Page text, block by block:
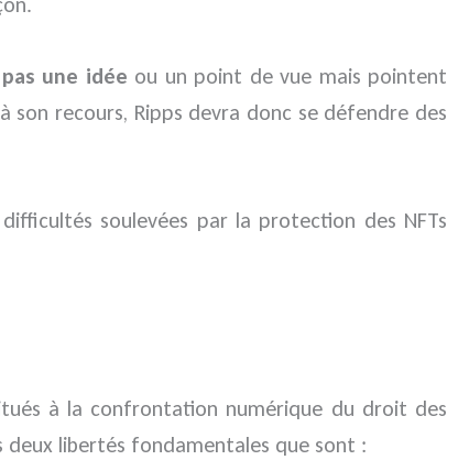
une idée ou un point de vue mais pointent
recours, Ripps devra donc se défendre des
soulevées par la protection des NFTs
à la confrontation numérique du droit des
deux libertés fondamentales que sont :